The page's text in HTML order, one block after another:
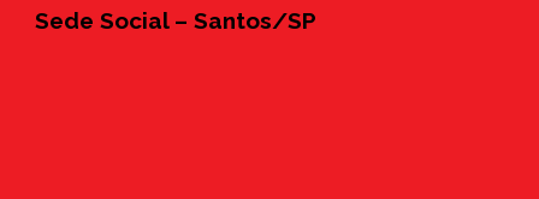
Sede Social – Santos/SP